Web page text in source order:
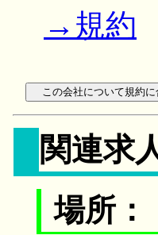
→規約
関連求
場所：